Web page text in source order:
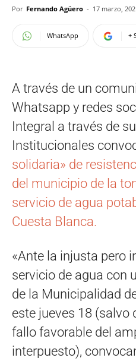
Por Fernando Agüero - 17 marzo,
WhatsApp +
A través de un
Whatsapp y redes
Integral a través de
Institucionales
solidaria» de
del municipio de la
servicio de agua
Cuesta Blanca.
«Ante la injusta pero
servicio de agua con
de la Municipalidad
este jueves 18 (salvo
fallo favorable del
interpuesto),